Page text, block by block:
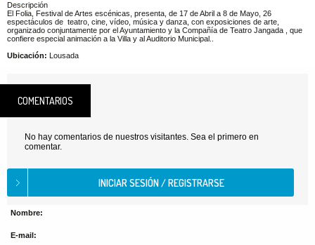
Descripción
El Folia, Festival de Artes escénicas, presenta, de 17 de Abril a 8 de Mayo, 26
espectáculos de teatro, cine, vídeo, música y danza, con exposiciones de arte,
organizado conjuntamente por el Ayuntamiento y la Compañía de Teatro Jangada , que
confiere especial animación a la Villa y al Auditorio Municipal..
Ubicación: Lousada
COMENTARIOS
No hay comentarios de nuestros visitantes. Sea el primero en
comentar.
Nombre:
E-mail: